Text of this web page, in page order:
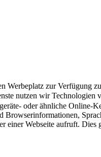
zur Verfügung
nutzen wir Technologien
oder ähnliche Online-
einer Webseite aufruft. Dies